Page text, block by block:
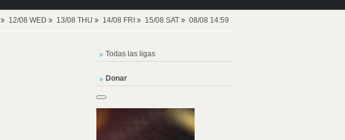
12/08 WED 13/08 THU 14/08 FRI 15/08 SAT 08/08 14:59
Todas las ligas
Donar